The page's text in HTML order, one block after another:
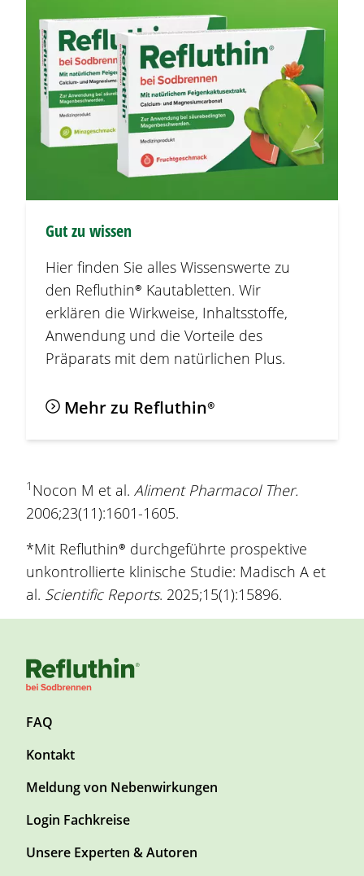
Gut zu wissen
Hier finden Sie alles Wissenswerte zu
den Refluthin® Kautabletten. Wir
erklären die Wirkweise, Inhaltsstoffe,
Anwendung und die Vorteile des
Präparats mit dem natürlichen Plus.
Mehr zu Refluthin®
1 Nocon M et al. Aliment Pharmacol Ther.
2006;23(11):1601-1605.
*Mit Refluthin® durchgeführte prospektive
unkontrollierte klinische Studie: Madisch A et
al. Scientific Reports. 2025;15(1):15896.
F
o
t
r
o
FAQ
Kontakt
Meldung von Nebenwirkungen
F
o
Login Fachkreise
Unsere Experten & Autoren